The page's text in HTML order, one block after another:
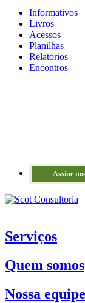
Informativos
Livros
Acessos
Planilhas
Relatórios
Encontros
Assine
Serviços
Quem somos
Nossa equipe